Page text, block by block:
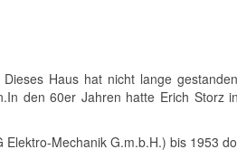
Haus hat nicht lange
den 60er Jahren hatte Erich Storz
Mechanik G.m.b.H.) bis 1953